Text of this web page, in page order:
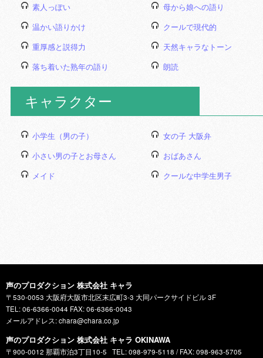
素人っぽい
母から娘への語り
温かい語りかけ
クールで現代的
重厚感と説得力
天然キャラなトーン
落ち着いた熟年の語り
朗読
キャラクター
小学生（男の子）
女の子 大阪弁
小さい男の子とお母さん
おばあさん
メイド
クールな中学生男子
声のプロダクション 株式会社 キャラ
〒530-0053 大阪府大阪市北区末広町3-3 大同パークサイドビル 3F
TEL: 06-6366-0044 FAX: 06-6366-0043
メールアドレス: chara@chara.co.jp
声のプロダクション 株式会社 キャラ OKINAWA
〒900-0012 那覇市泊3丁目10-5 TEL: 098-979-5118 / FAX: 098-963-5705